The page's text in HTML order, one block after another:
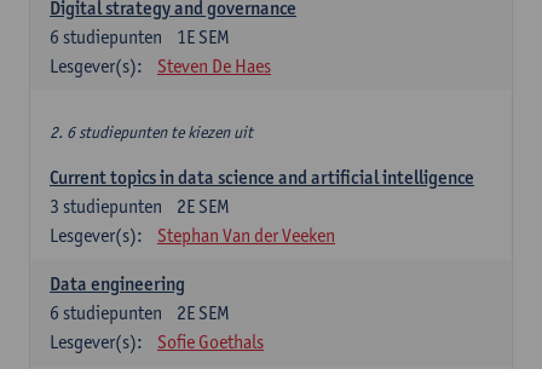
Digital strategy and governance
1E SEM
6 studiepunten
Lesgever(s):
Steven De Haes
2. 6 studiepunten te kiezen uit
Current topics in data science and artificial intelligence
2E SEM
3 studiepunten
Lesgever(s):
Stephan Van der Veeken
Data engineering
2E SEM
6 studiepunten
Lesgever(s):
Sofie Goethals